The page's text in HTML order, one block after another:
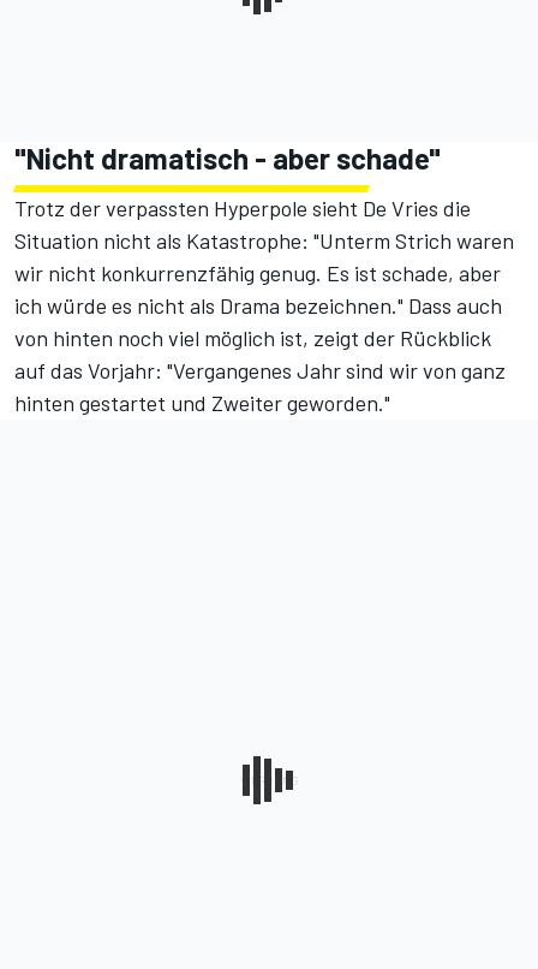
"Nicht dramatisch - aber schade"
Trotz der verpassten Hyperpole sieht De Vries die
Situation nicht als Katastrophe: "Unterm Strich waren
wir nicht konkurrenzfähig genug. Es ist schade, aber
ich würde es nicht als Drama bezeichnen." Dass auch
von hinten noch viel möglich ist, zeigt der Rückblick
auf das Vorjahr: "Vergangenes Jahr sind wir von ganz
hinten gestartet und Zweiter geworden."